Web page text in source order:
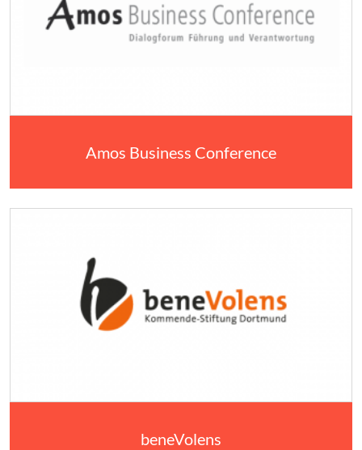
Amos Business Conference
beneVolens